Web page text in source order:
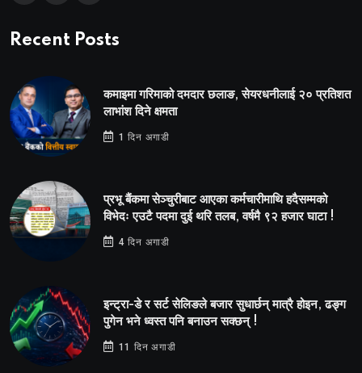
Recent Posts
कमाइमा गरिमाको दमदार छलाङ, सेयरधनीलाई २० प्रतिशत
लाभांश दिने क्षमता
1 दिन अगाडी
प्रभू बैंकमा सेञ्चुरीबाट आएका कर्मचारीमाथि हदैसम्मको
विभेदः एउटै पदमा दुई थरि तलब, वर्षमै ९२ हजार घाटा !
4 दिन अगाडी
इन्ट्रा-डे र सर्ट सेलिङले बजार सुधार्छन् मात्रै होइन, ढङ्ग
पुगेन भने ध्वस्त पनि बनाउन सक्छन् !
11 दिन अगाडी